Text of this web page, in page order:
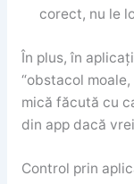
corect, nu le
În plus, în
“obstacol
mică făcută cu
din app dacă
Control prin